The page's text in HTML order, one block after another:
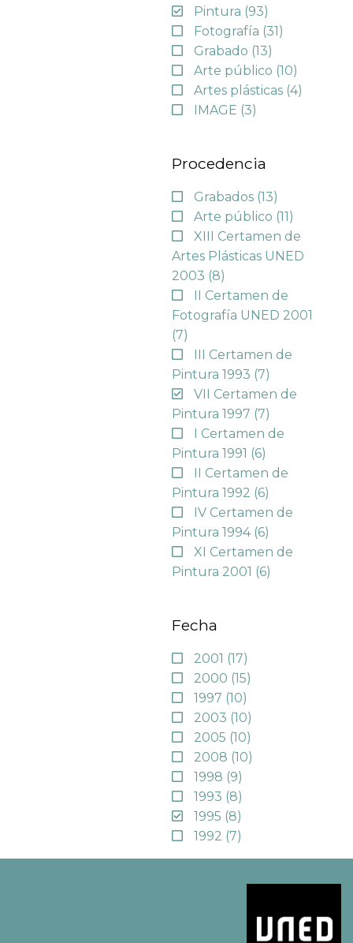
Pintura (93)
Fotografía (31)
Grabado (13)
Arte público (10)
Artes plásticas (4)
IMAGE (3)
Procedencia
Grabados (13)
Arte público (11)
XIII Certamen de
Artes Plásticas UNED
2003 (8)
II Certamen de
Fotografía UNED 2001
(7)
III Certamen de
Pintura 1993 (7)
VII Certamen de
Pintura 1997 (7)
I Certamen de
Pintura 1991 (6)
II Certamen de
Pintura 1992 (6)
IV Certamen de
Pintura 1994 (6)
XI Certamen de
Pintura 2001 (6)
Fecha
2001 (17)
2000 (15)
1997 (10)
2003 (10)
2005 (10)
2008 (10)
1998 (9)
1993 (8)
1995 (8)
1992 (7)